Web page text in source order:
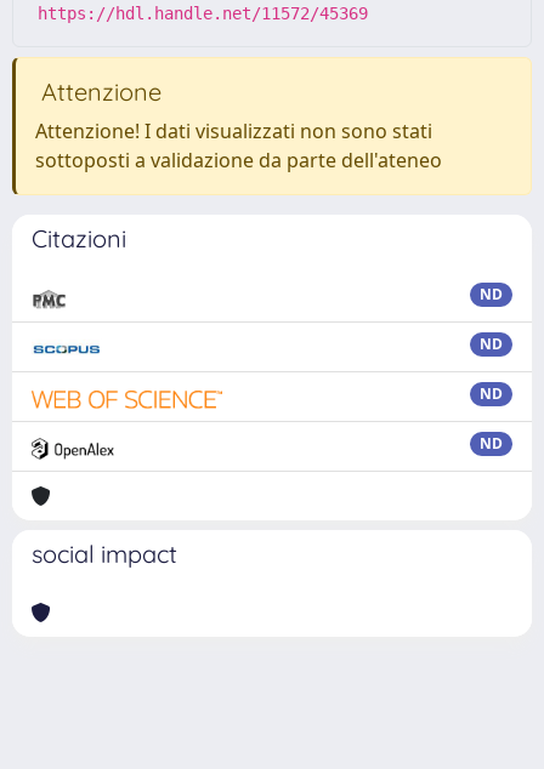
https://hdl.handle.net/11572/45369
Attenzione
Attenzione! I dati visualizzati non sono stati
sottoposti a validazione da parte dell'ateneo
Citazioni
ND
ND
ND
ND
social impact